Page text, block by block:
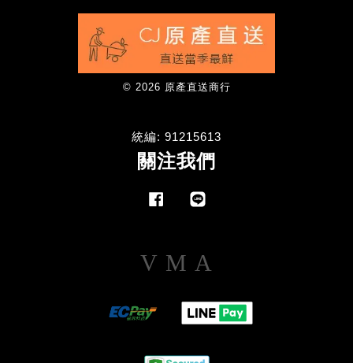
© 2026 原產直送商行
統編: 91215613
關注我們
Facebook
Visa Master